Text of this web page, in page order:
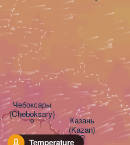
Temperature
Казань
(Kazan)
Чебоксары
(Cheboksary)